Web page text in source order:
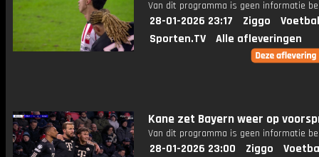
Van dit programma is geen informatie
28-01-2026 23:17 Ziggo
Sporten.TV
Alle afleveringen
Kane zet Bayern weer op
Van dit programma is geen informatie
28-01-2026 23:00 Ziggo